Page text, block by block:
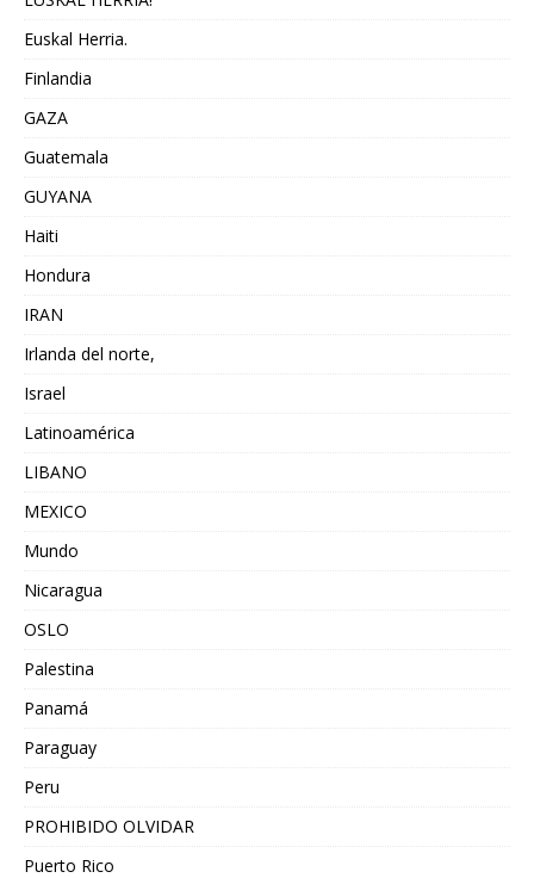
Euskal Herria.
Finlandia
GAZA
Guatemala
GUYANA
Haiti
Hondura
IRAN
Irlanda del norte,
Israel
Latinoamérica
LIBANO
MEXICO
Mundo
Nicaragua
OSLO
Palestina
Panamá
Paraguay
Peru
PROHIBIDO OLVIDAR
Puerto Rico